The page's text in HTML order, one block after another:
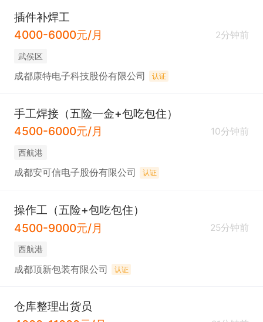
插件补焊工
4000-6000元/月
2分钟前
武侯区
成都康特电子科技股份有限公司 认证
手工焊接（五险一金+包吃包住）
4500-6000元/月
10分钟前
西航港
成都安可信电子股份有限公司 认证
操作工（五险+包吃包住）
4500-9000元/月
25分钟前
西航港
成都顶新包装有限公司 认证
仓库整理出货员